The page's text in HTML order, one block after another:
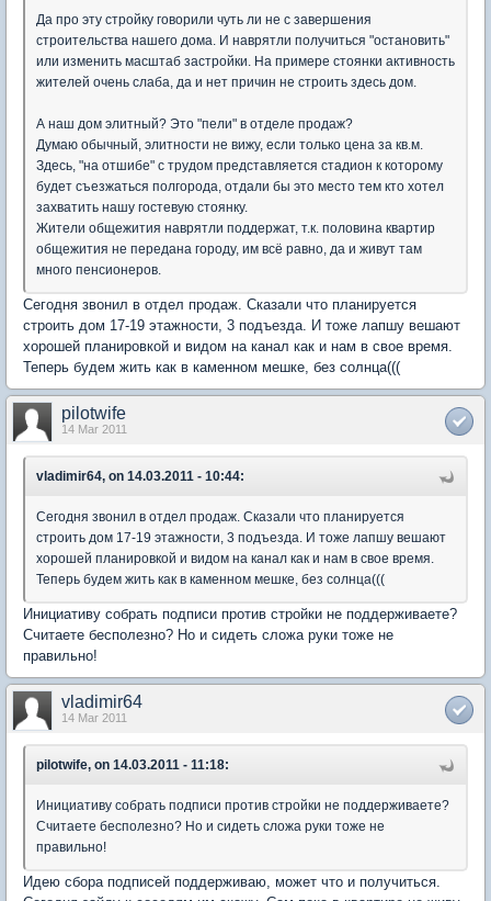
Да про эту стройку говорили чуть ли не с завершения
строительства нашего дома. И наврятли получиться "остановить"
или изменить масштаб застройки. На примере стоянки активность
жителей очень слаба, да и нет причин не строить здесь дом.
А наш дом элитный? Это "пели" в отделе продаж?
Думаю обычный, элитности не вижу, если только цена за кв.м.
Здесь, "на отшибе" с трудом представляется стадион к которому
будет съезжаться полгорода, отдали бы это место тем кто хотел
захватить нашу гостевую стоянку.
Жители общежития наврятли поддержат, т.к. половина квартир
общежития не передана городу, им всё равно, да и живут там
много пенсионеров.
Сегодня звонил в отдел продаж. Сказали что планируется
строить дом 17-19 этажности, 3 подъезда. И тоже лапшу вешают
хорошей планировкой и видом на канал как и нам в свое время.
Теперь будем жить как в каменном мешке, без солнца(((
pilotwife
14 Mar 2011
vladimir64, on 14.03.2011 - 10:44:
Сегодня звонил в отдел продаж. Сказали что планируется
строить дом 17-19 этажности, 3 подъезда. И тоже лапшу вешают
хорошей планировкой и видом на канал как и нам в свое время.
Теперь будем жить как в каменном мешке, без солнца(((
Инициативу собрать подписи против стройки не поддерживаете?
Считаете бесполезно? Но и сидеть сложа руки тоже не
правильно!
vladimir64
14 Mar 2011
pilotwife, on 14.03.2011 - 11:18:
Инициативу собрать подписи против стройки не поддерживаете?
Считаете бесполезно? Но и сидеть сложа руки тоже не
правильно!
Идею сбора подписей поддерживаю, может что и получиться.